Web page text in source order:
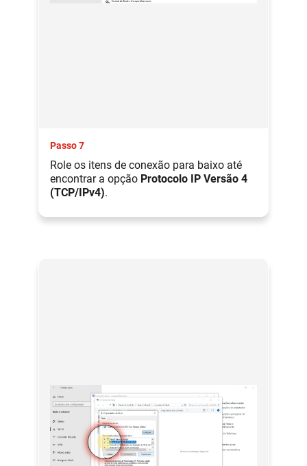
Passo 7
Role os itens de conexão para baixo até
encontrar a opção Protocolo IP Versão 4
(TCP/IPv4).